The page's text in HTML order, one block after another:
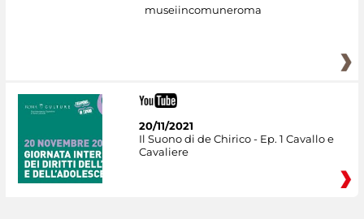
museiincomuneroma
20/11/2021
Il Suono di de Chirico - Ep. 1 Cavallo e
Cavaliere